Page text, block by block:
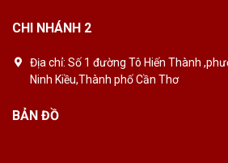
CHI NHÁNH 2
Địa chỉ: Số 1 đường Tô Hiến Thành
Ninh Kiều,Thành phố Cần Thơ
BẢN ĐỒ